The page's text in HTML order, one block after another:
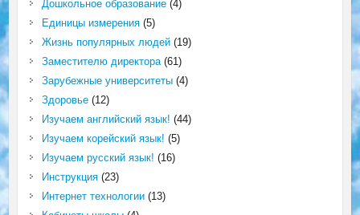
Дошкольное образование(4)
Единицы измерения(5)
Жизнь популярных людей(19)
Заместителю директора(61)
Зарубежные университеты(4)
Здоровье(12)
Изучаем английский язык! (44)
Изучаем корейский язык! (5)
Изучаем русский язык! (16)
Инструкция(23)
Интернет технологии(13)